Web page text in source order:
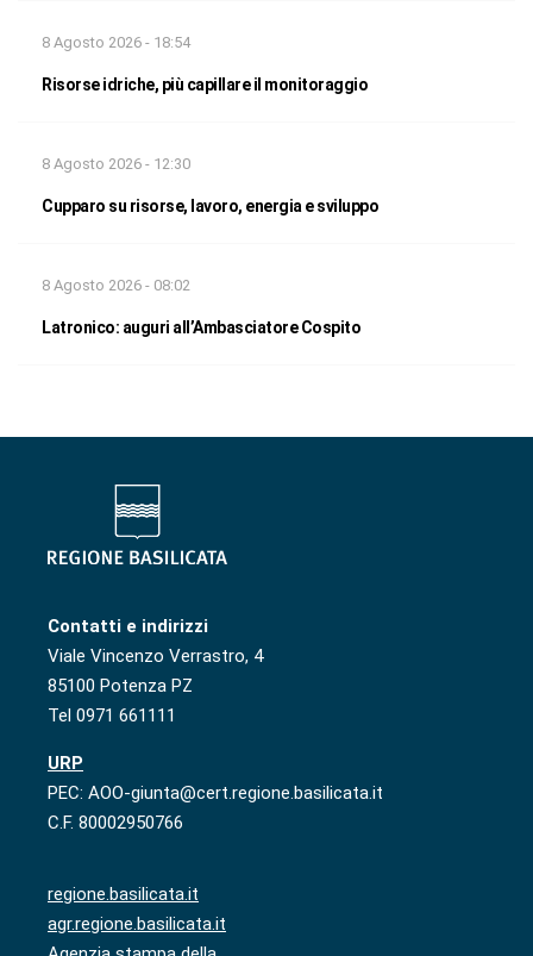
8 Agosto 2026 - 18:54
Risorse idriche, più capillare il monitoraggio
8 Agosto 2026 - 12:30
Cupparo su risorse, lavoro, energia e sviluppo
8 Agosto 2026 - 08:02
Latronico: auguri all’Ambasciatore Cospito
Contatti e indirizzi
Viale Vincenzo Verrastro, 4
85100 Potenza PZ
Tel 0971 661111
URP
PEC: AOO-giunta@cert.regione.basilicata.it
C.F. 80002950766
regione.basilicata.it
agr.regione.basilicata.it